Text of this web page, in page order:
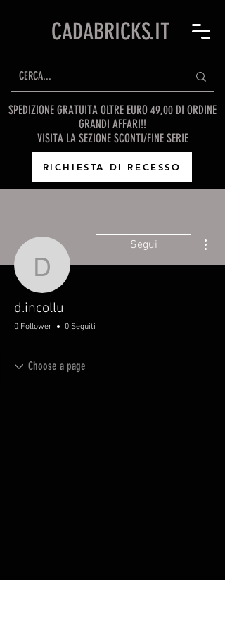
CADABRICKS.IT
SPEDIZIONE GRATUITA OLTRE EURO 49,00 DI ORDINE
GRANDI AFFARI!!
VISITA LA SEZIONE SCONTI/FINE SERIE
RICHIESTA DI RECESSO
d.incollu
Segui
d.incollu
0 Follower 0 Seguiti